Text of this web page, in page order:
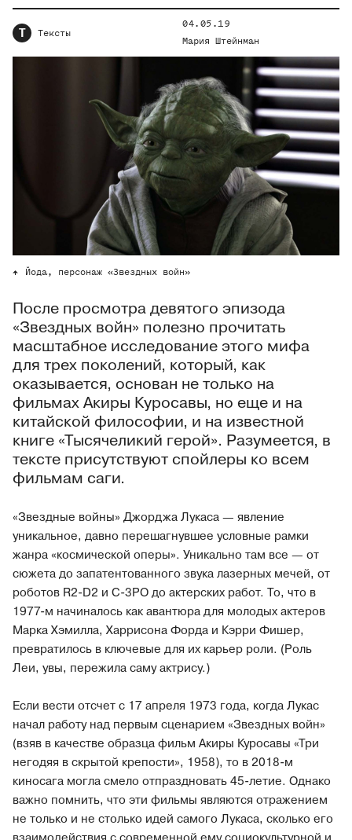
Т Тексты
04.05.19
Мария Штейнман
Йода, персонаж «Звездных войн»
После просмотра девятого эпизода
«Звездных войн» полезно прочитать
масштабное исследование этого мифа
для трех поколений, который, как
оказывается, основан не только на
фильмах Акиры Куросавы, но еще и на
китайской философии, и на известной
книге «Тысячеликий герой». Разумеется, в
тексте присутствуют спойлеры ко всем
фильмам саги.
«Звездные войны» Джорджа Лукаса — явление
уникальное, давно перешагнувшее условные рамки
жанра «космической оперы». Уникально там все — от
сюжета до запатентованного звука лазерных мечей, от
роботов R2-D2 и С-3PO до актерских работ. То, что в
1977-м начиналось как авантюра для молодых актеров
Марка Хэмилла, Харрисона Форда и Кэрри Фишер,
превратилось в ключевые для их карьер роли. (Роль
Леи, увы, пережила саму актрису.)
Если вести отсчет с 17 апреля 1973 года, когда Лукас
начал работу над первым сценарием «Звездных войн»
(взяв в качестве образца фильм Акиры Куросавы «Три
негодяя в скрытой крепости», 1958), то в 2018-м
киносага могла смело отпраздновать 45-летие. Однако
важно помнить, что эти фильмы являются отражением
не только и не столько идей самого Лукаса, сколько его